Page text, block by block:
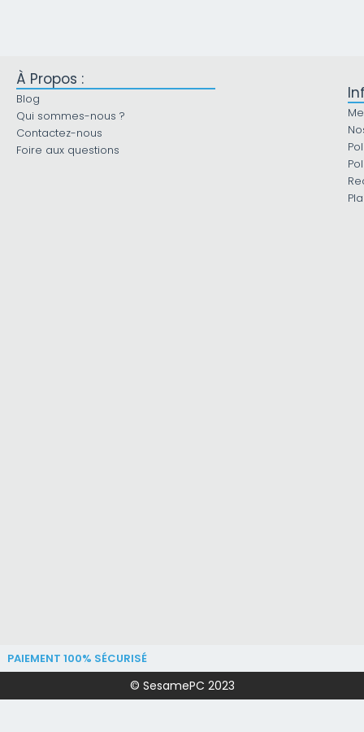
À Propos :
Blog
Qui sommes-nous ?
Contactez-nous
Foire aux questions
PAIEMENT 100% SÉCURISÉ
© SesamePC 2023